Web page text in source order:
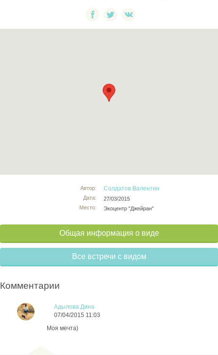
Автор:
Дата:
Место:
Солдатов Валентин
27/03/2015
Экоцентр "Джейран"
Общая информация о виде
Все встречи с видом
Комментарии
Адылова Дина
07/04/2015 11:03
Моя мечта)